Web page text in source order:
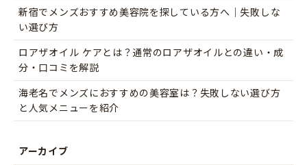
新宿でメンズおすすめ美容院を探している方へ｜失敗しな
い選び方
ロアザオイル ケアとは？通常のロアザオイルとの違い・成
分・口コミを解説
海老名でメンズにおすすめの美容室は？失敗しない選び方
と人気メニューを紹介